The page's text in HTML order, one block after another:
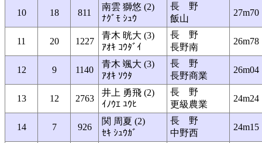
10 18 811
南雲 獅悠 (2)
ﾅｸﾞﾓ ｼｭｳ
長 野
飯山
27m70
11 20 1227
青木 晄大 (3)
ｱｵｷ ｺｳﾀﾞｲ
長 野
長野南
26m78
12 9 1140
青木 颯大 (3)
ｱｵｷ ｿｳﾀ
長 野
長野商業
26m04
13 12 2763
井上 勇飛 (2)
ｲﾉｳｴ ﾕｳﾋ
長 野
更級農業
24m24
14 7 926
関 周夏 (2)
ｾｷ ｼｭｳｶﾞ
長 野
中野西
24m15